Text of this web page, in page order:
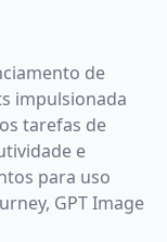
de
impulsionada
tarefas de
e
para uso
GPT Image